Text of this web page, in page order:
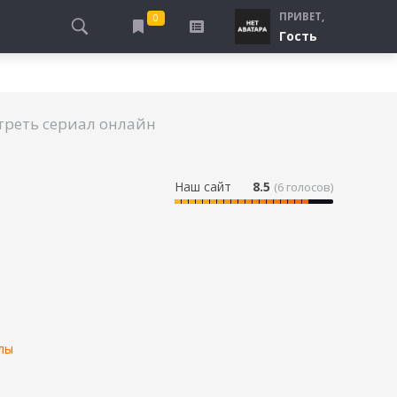
СПЕЦСЛУЖБЫ
ПРО ШКОЛУ, ПОДРОСТКОВ
0 ПРИВЕТ,
Гость
сериал онлайн
Наш сайт 8.5 (6 голосов)